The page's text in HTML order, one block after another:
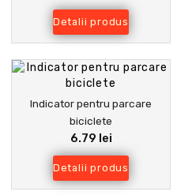
Detalii produs
Indicator pentru parcare
biciclete
6.79 lei
Detalii produs